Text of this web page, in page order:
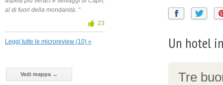
Un hotel
Tre
al di fuori della mondanità. "
23
Leggi tutte le microreview (10) »
Vedi mappa →